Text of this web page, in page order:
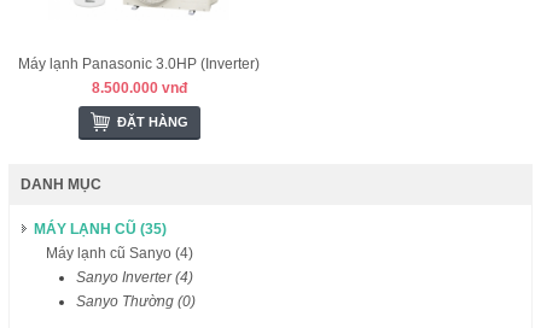
Máy lạnh Panasonic 3.0HP (Inverter)
8.500.000 vnđ
ĐẶT HÀNG
DANH MỤC
MÁY LẠNH CŨ (35)
Máy lạnh cũ Sanyo (4)
Sanyo Inverter (4)
Sanyo Thường (0)